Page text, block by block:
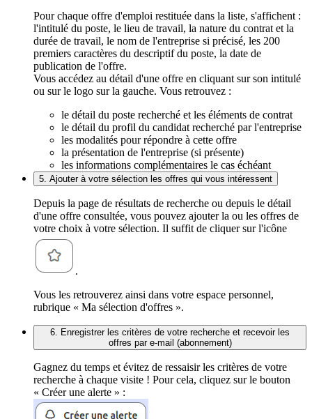
Pour chaque offre d'emploi restituée dans la liste, s'affichent :
l'intitulé du poste, le lieu de travail, la nature du contrat et la
durée de travail, le nom de l'entreprise si précisé, les 200
premiers caractères du descriptif du poste, la date de
publication de l'offre.
Vous accédez au détail d'une offre en cliquant sur son intitulé
ou sur le logo sur la gauche. Vous retrouvez :
le détail du poste recherché et les éléments de contrat
le détail du profil du candidat recherché par l'entreprise
les modalités pour répondre à cette offre
la présentation de l'entreprise (si présente)
les informations complémentaires le cas échéant
5. Ajouter à votre sélection les offres qui vous intéressent
Depuis la page de résultats de recherche ou depuis le détail
d'une offre consultée, vous pouvez ajouter la ou les offres de
votre choix à votre sélection. Il suffit de cliquer sur l'icône
.
Vous les retrouverez ainsi dans votre espace personnel,
rubrique « Ma sélection d'offres ».
6. Enregistrer les critères de votre recherche et recevoir les
offres par e-mail (abonnement)
Gagnez du temps et évitez de ressaisir les critères de votre
recherche à chaque visite ! Pour cela, cliquez sur le bouton
« Créer une alerte » :